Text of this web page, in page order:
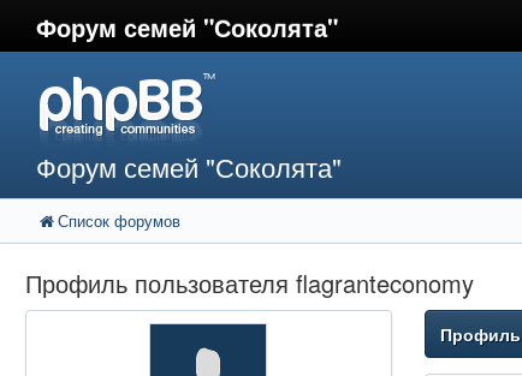
Форум семей "Соколята"
Форум семей "Соколята"
Список форумов
Профиль пользователя flagranteconomy
Профиль